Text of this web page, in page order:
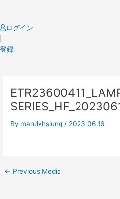
content
ログイン
登録
By mandyhsiung / 2023.06.16
navigation
← Previous Media